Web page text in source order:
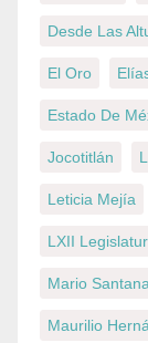
Desde Las
El Oro
Estado De
Jocotitlán
Leticia Mejía
LXII
Mario
Maurilio